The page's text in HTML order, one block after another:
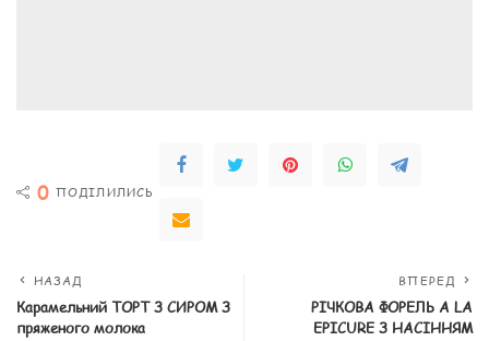
0 ПОДІЛИЛИСЬ
НАЗАД
Карамельний ТОРТ З СИРОМ З
пряженого молока
ВПЕРЕД
РІЧКОВА ФОРЕЛЬ A LA
EPICURE З НАСІННЯМ